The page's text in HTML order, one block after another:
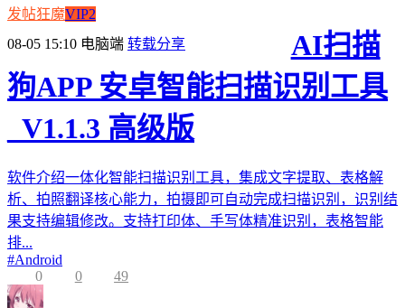
发帖狂魔VIP2
08-05 15:10 电脑端 转载分享
AI扫描
狗APP 安卓智能扫描识别工具
_V1.1.3 高级版
软件介绍一体化智能扫描识别工具，集成文字提取、表格解
析、拍照翻译核心能力，拍摄即可自动完成扫描识别，识别结
果支持编辑修改。支持打印体、手写体精准识别，表格智能
排...
#Android
0
0 49